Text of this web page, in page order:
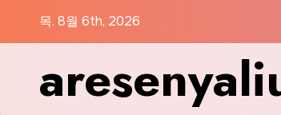
목. 8월 6th, 2026